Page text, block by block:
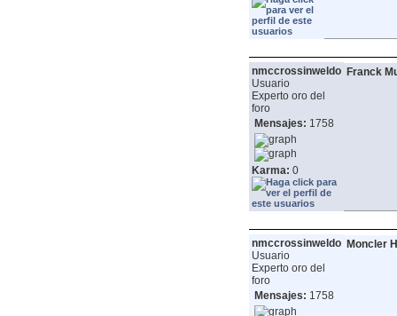
nmccrossinweldo
Usuario
Experto oro del
foro
Mensajes: 1758
Karma: 0
Franck
nmccrossinweldo
Usuario
Experto oro del
foro
Mensajes: 1758
Moncler